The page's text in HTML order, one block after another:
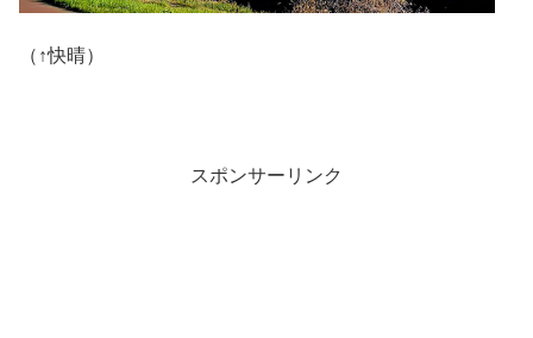
（↑快晴）
スポンサーリンク